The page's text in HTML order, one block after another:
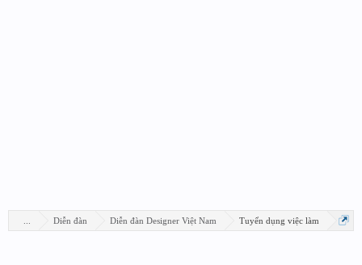
Diễn đàn Diễn đàn Designer Việt Nam Tuyển dụng việc làm